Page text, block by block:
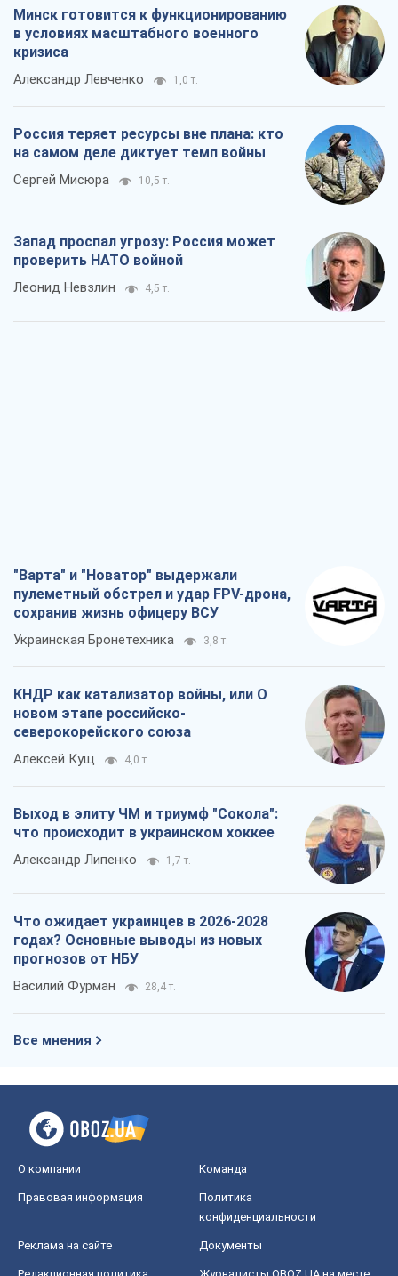
Минск готовится к функционированию
в условиях масштабного военного
кризиса
Александр Левченко 1,0 т.
Россия теряет ресурсы вне плана: кто
на самом деле диктует темп войны
Сергей Мисюра 10,5 т.
Запад проспал угрозу: Россия может
проверить НАТО войной
Леонид Невзлин 4,5 т.
"Варта" и "Новатор" выдержали
пулеметный обстрел и удар FPV-дрона,
сохранив жизнь офицеру ВСУ
Украинская Бронетехника 3,8 т.
КНДР как катализатор войны, или О
новом этапе российско-
северокорейского союза
Алексей Кущ 4,0 т.
Выход в элиту ЧМ и триумф "Сокола":
что происходит в украинском хоккее
Александр Липенко 1,7 т.
Что ожидает украинцев в 2026-2028
годах? Основные выводы из новых
прогнозов от НБУ
Василий Фурман 28,4 т.
Все мнения
О компании Команда
Правовая информация
Политика
конфиденциальности
Реклама на сайте Документы